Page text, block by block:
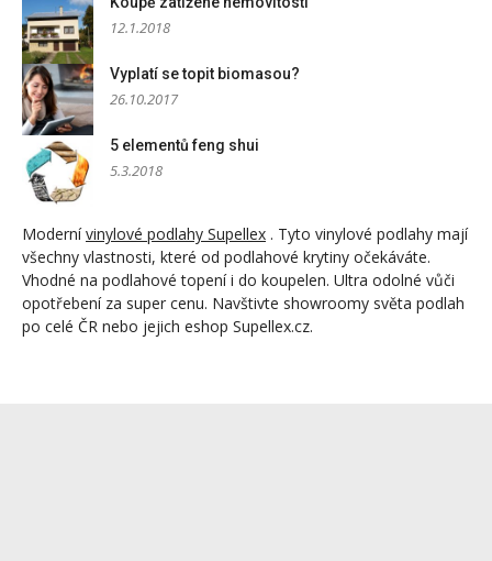
12.1.2018
Vyplatí se topit biomasou?
26.10.2017
5 elementů feng shui
5.3.2018
Modernívinylové podlahy Supellex . Tyto vinylové podlahy mají
všechny vlastnosti, které od podlahové krytiny očekáváte.
Vhodné na podlahové topení i do koupelen. Ultra odolné vůči
opotřebení za super cenu. Navštivte showroomy světa podlah
po celé ČR nebo jejich eshop Supellex.cz.